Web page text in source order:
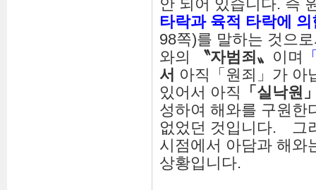
안 되어 있습니다. 즉
타락과 육적 타락에 의
98쪽)를 말하는 것으
와의
〝자범죄 〟 이며
서 아직「원죄」가 아
있어서 아직
「 실낙원
성하여 해와를 구원한
없었던 것입니다. 그
시점에서 아담과 해와
상황입니다.